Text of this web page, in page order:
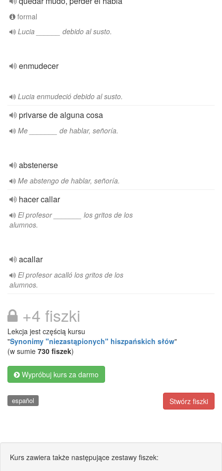
formal
Lucia ______ debido al susto.
enmudecer
Lucia enmudeció debido al susto.
privarse de alguna cosa
Me _______ de hablar, señoría.
abstenerse
Me abstengo de hablar, señoría.
hacer callar
El profesor _______ los gritos de los
alumnos.
acallar
El profesor acalló los gritos de los
alumnos.
+4 fiszki
Lekcja jest częścią kursu
"Synonimy "niezastąpionych" hiszpańskich słów"
(w sumie 730 fiszek)
Wypróbuj kurs za darmo
Stwórz fiszki
español
Kurs zawiera także następujące zestawy fiszek: